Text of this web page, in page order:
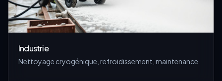
Industrie
Nettoyage cryogénique, refroidissement, maintenance